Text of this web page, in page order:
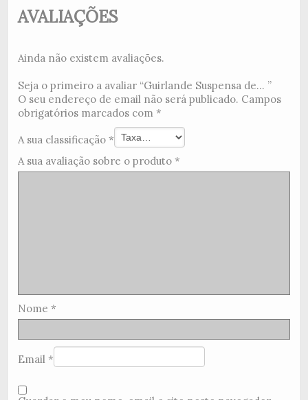
AVALIAÇÕES
Ainda não existem avaliações.
Seja o primeiro a avaliar “Guirlande Suspensa de... ”
O seu endereço de email não será publicado. Campos
obrigatórios marcados com *
A sua classificação *
A sua avaliação sobre o produto *
Nome *
Email *